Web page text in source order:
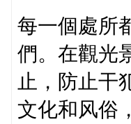
每一個處所
們。在觀光
止，防止干
文化和风俗